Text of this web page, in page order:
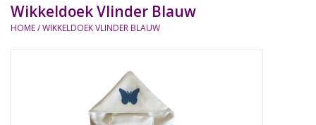
Waterhyacint
Wikkeldoek Vlinder Blauw
HOME/WIKKELDOEK VLINDER BLAUW